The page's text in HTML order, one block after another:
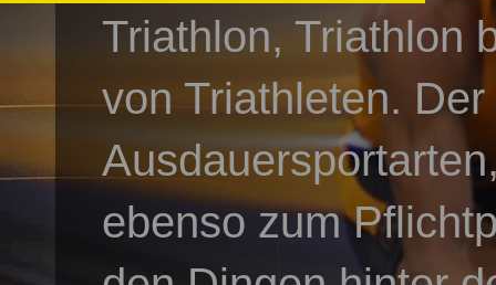
Triathlon, Triathlon
von Triathleten.
ebenso zum